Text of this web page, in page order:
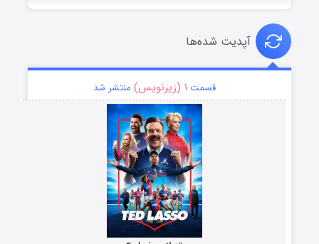
آپدیت شده‌ها
قسمت ۱ (زیرنویس) منتشر شد